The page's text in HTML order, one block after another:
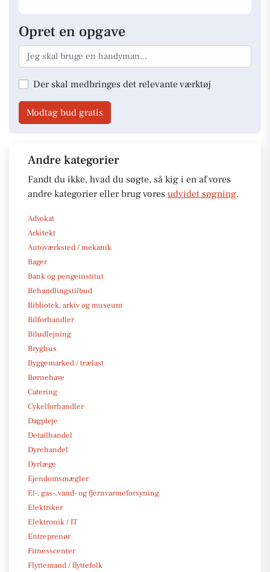
Opret en opgave
Der skal medbringes det relevante værktøj
Modtag bud gratis
Andre kategorier
Fandt du ikke, hvad du søgte, så kig i en af vores
andre kategorier eller brug vores udvidet søgning.
Advokat
Arkitekt
Autoværksted / mekanik
Bager
Bank og pengeinstitut
Behandlingstilbud
Bibliotek, arkiv og museum
Bilforhandler
Biludlejning
Bryghus
Byggemarked / trælast
Børnehave
Catering
Cykelforhandler
Dagpleje
Detailhandel
Dyrehandel
Dyrlæge
Ejendomsmægler
El-, gas-, vand- og fjernvarmeforsyning
Elektriker
Elektronik / IT
Entreprenør
Fitnesscenter
Flyttemand / flyttefolk